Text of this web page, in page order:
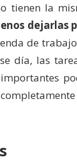
tienen la
dejarlas
de
día, las